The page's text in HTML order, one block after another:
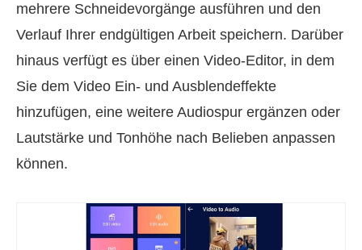
mehrere Schneidevorgänge ausführen und den
Verlauf Ihrer endgültigen Arbeit speichern. Darüber
hinaus verfügt es über einen Video-Editor, in dem
Sie dem Video Ein- und Ausblendeffekte
hinzufügen, eine weitere Audiospur ergänzen oder
Lautstärke und Tonhöhe nach Belieben anpassen
können.